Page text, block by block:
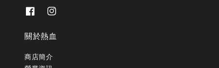
關於熱血
商店簡介